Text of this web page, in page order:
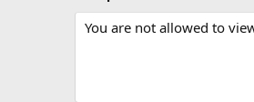
You are not allowed to